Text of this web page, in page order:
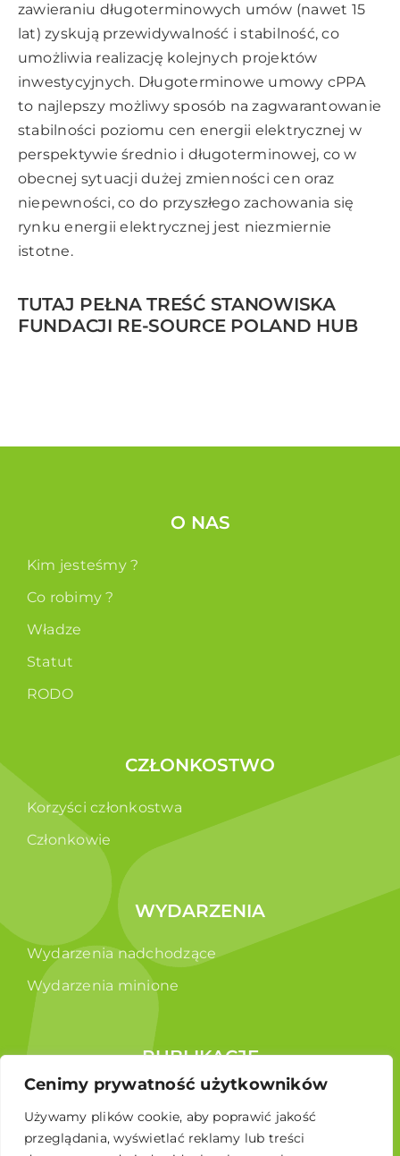
Cenimy prywatność użytkowników
Używamy plików cookie, aby poprawić jakość
przeglądania, wyświetlać reklamy lub treści
zawieraniu długoterminowych umów (nawet 15
lat) zyskują przewidywalność i stabilność, co
umożliwia realizację kolejnych projektów
inwestycyjnych. Długoterminowe umowy cPPA
to najlepszy możliwy sposób na zagwarantowanie
stabilności poziomu cen energii elektrycznej w
perspektywie średnio i długoterminowej, co w
obecnej sytuacji dużej zmienności cen oraz
niepewności, co do przyszłego zachowania się
rynku energii elektrycznej jest niezmiernie
istotne.
TUTAJ PEŁNA TREŚĆ STANOWISKA
FUNDACJI RE-SOURCE POLAND HUB
O NAS
Kim jesteśmy ?
Co robimy ?
Władze
Statut
RODO
CZŁONKOSTWO
Korzyści członkostwa
Członkowie
WYDARZENIA
Wydarzenia nadchodzące
Wydarzenia minione
PUBLIKACJE
Raporty
Broszura edukacyjna